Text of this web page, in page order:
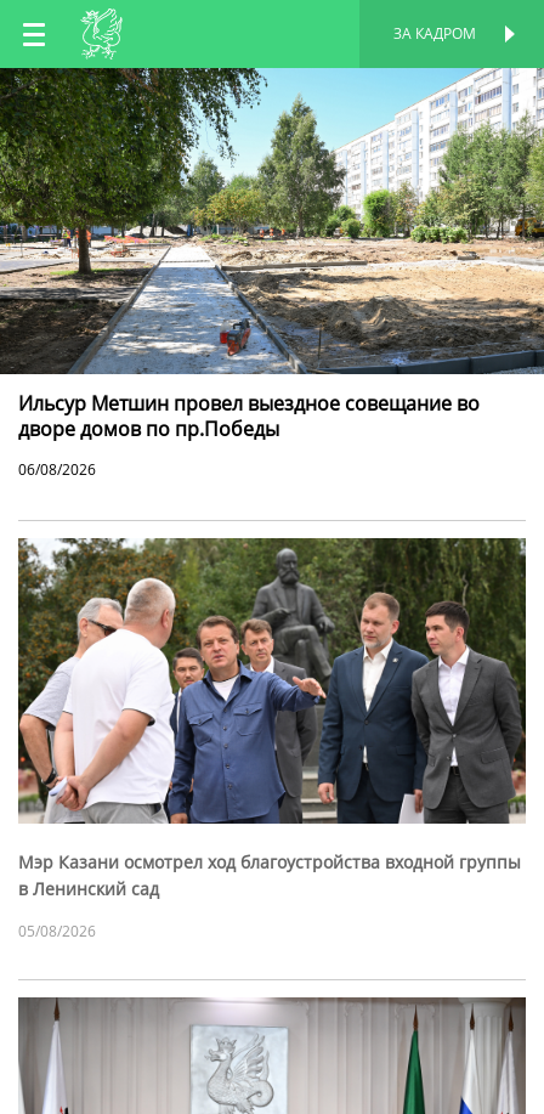
RU
EN
TT
ЗА КАДРОМ
Ильсур Метшин провел выездное совещание во
дворе домов по пр.Победы
06/08/2026
Мэр Казани осмотрел ход благоустройства входной группы
в Ленинский сад
05/08/2026
ПЕРСОНАЛЬНАЯ
СТРАНИЦА